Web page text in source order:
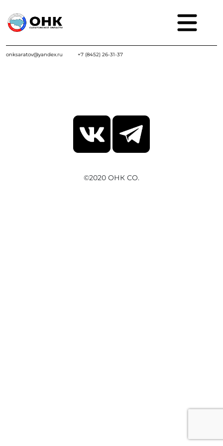
onksaratov@yandex.ru +7 (8452) 26-31-37
©2020 ОНК СО.